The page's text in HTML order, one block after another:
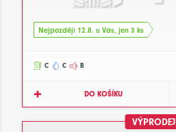
Nejpozději 12.8. u Vás, jen 3 ks
C C B
DO KOŠÍKU
VÝPRODEJ